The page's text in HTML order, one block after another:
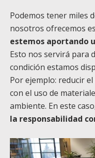
Podemos tener miles
nosotros ofrecemos
estemos aportando
Esto nos servirá para
condición estamos
Por ejemplo: reducir
con el uso de
ambiente. En este
la responsabilidad